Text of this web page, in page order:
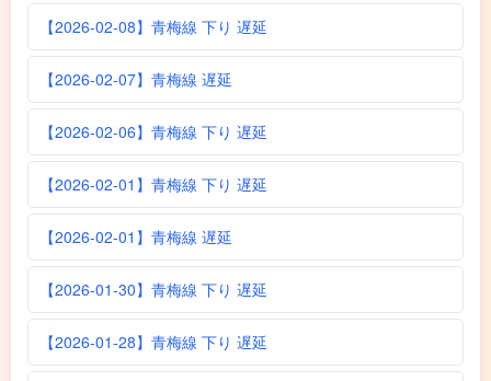
【2026-02-08】青梅線 下り 遅延
【2026-02-07】青梅線 遅延
【2026-02-06】青梅線 下り 遅延
【2026-02-01】青梅線 下り 遅延
【2026-02-01】青梅線 遅延
【2026-01-30】青梅線 下り 遅延
【2026-01-28】青梅線 下り 遅延